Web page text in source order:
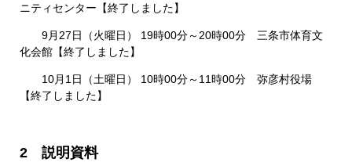
ニティセンター【終了しました】
9月27日（火曜日） 19時00分～20時00分 三条市体育文
化会館【終了しました】
10月1日（土曜日） 10時00分～11時00分 弥彦村役場​
【終了しました】
2 説明資料